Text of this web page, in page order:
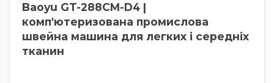
Baoyu GT-288CM-D4 |
комп'ютеризована промислова
швейна машина для легких і середніх
тканин